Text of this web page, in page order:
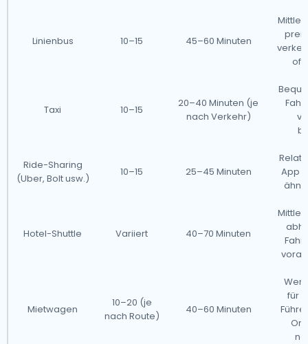
Linienbus 10–15 45–60 Minuten
oft
Taxi 10–15
20–40 Minuten (je
nach Verkehr)
Ride-Sharing
(Uber, Bolt usw.)
10–15 25–45 Minuten
App
Hotel-Shuttle Variiert 40–70 Minuten
Mietwagen
10–20 (je
nach Route)
40–60 Minuten
für